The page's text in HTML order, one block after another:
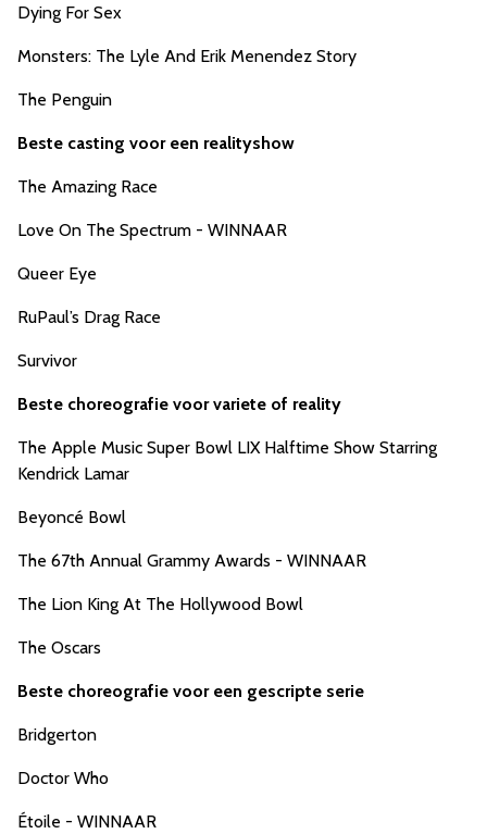
Dying For Sex
Monsters: The Lyle And Erik Menendez Story
The Penguin
Beste casting voor een realityshow
The Amazing Race
Love On The Spectrum - WINNAAR
Queer Eye
RuPaul’s Drag Race
Survivor
Beste choreografie voor variete of reality
The Apple Music Super Bowl LIX Halftime Show Starring
Kendrick Lamar
Beyoncé Bowl
The 67th Annual Grammy Awards - WINNAAR
The Lion King At The Hollywood Bowl
The Oscars
Beste choreografie voor een gescripte serie
Bridgerton
Doctor Who
Étoile - WINNAAR